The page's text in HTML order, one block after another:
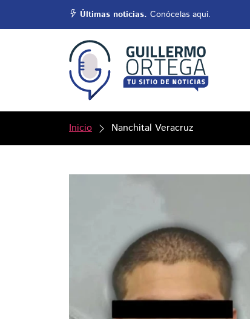
Últimas noticias. Conócelas aquí.
Inicio Nanchital Veracruz